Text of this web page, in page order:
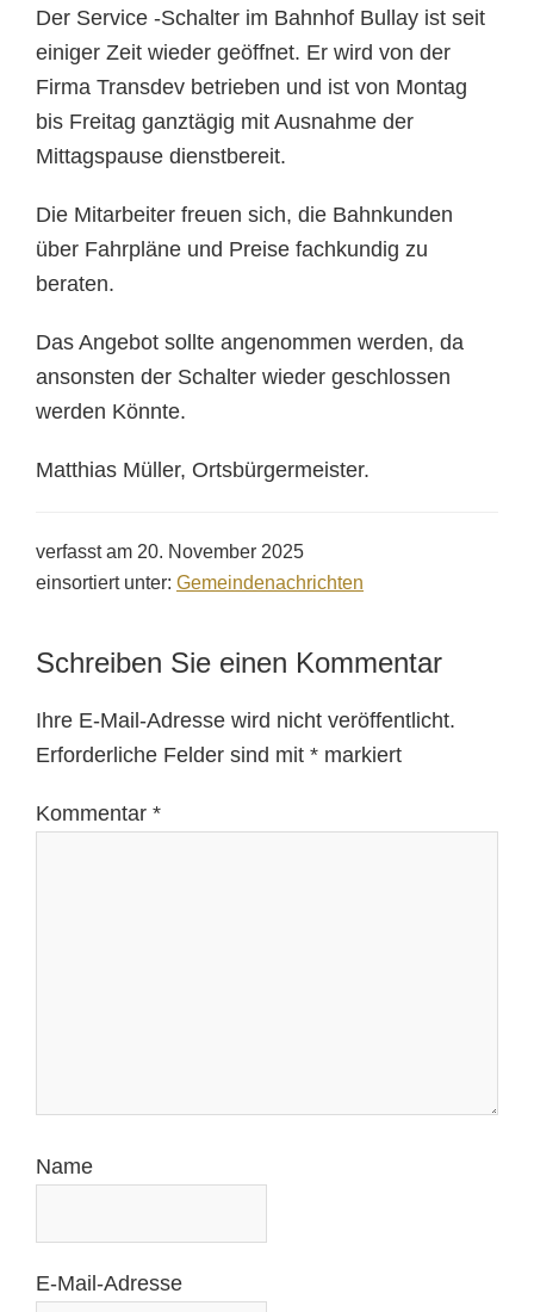
Der Service -Schalter im Bahnhof Bullay ist seit
einiger Zeit wieder geöffnet. Er wird von der
Firma Transdev betrieben und ist von Montag
bis Freitag ganztägig mit Ausnahme der
Mittagspause dienstbereit.
Die Mitarbeiter freuen sich, die Bahnkunden
über Fahrpläne und Preise fachkundig zu
beraten.
Das Angebot sollte angenommen werden, da
ansonsten der Schalter wieder geschlossen
werden Könnte.
Matthias Müller, Ortsbürgermeister.
verfasst am 20. November 2025
einsortiert unter: Gemeindenachrichten
Schreiben Sie einen Kommentar
Ihre E-Mail-Adresse wird nicht veröffentlicht.
Erforderliche Felder sind mit * markiert
Kommentar *
Name
E-Mail-Adresse